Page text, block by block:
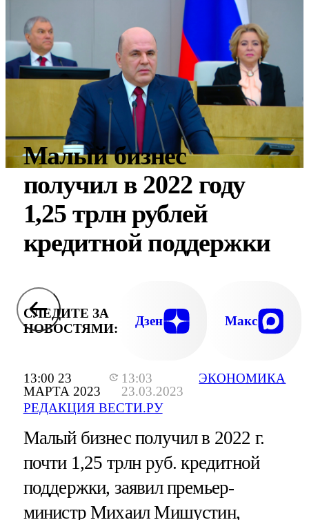
13:00 23
МАРТА 2023
13:03
23.03.2023
РЕДАКЦИЯ ВЕСТИ.РУ
ЭКОНОМИКА
Малый бизнес
получил в 2022 году
1,25 трлн рублей
кредитной поддержки
СЛЕДИТЕ ЗА
НОВОСТЯМИ:
Дзен Макс
Малый бизнес получил в 2022 г.
почти 1,25 трлн руб. кредитной
поддержки, заявил премьер-
министр Михаил Мишустин,